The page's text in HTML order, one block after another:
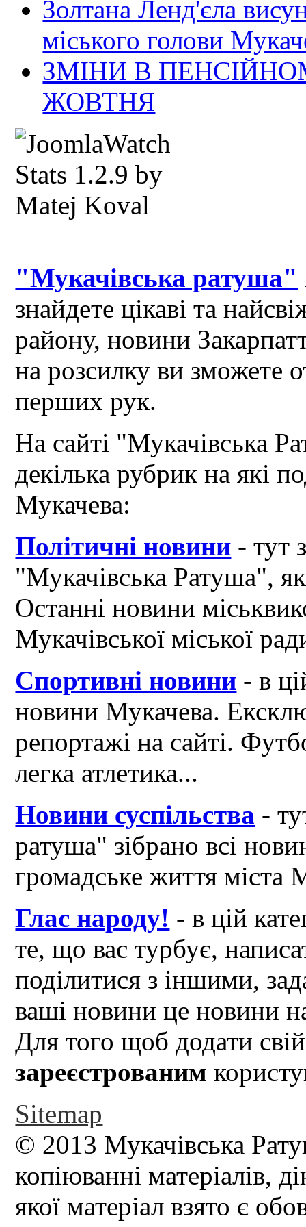
Золтана Ленд'єла
міського голови
ЗМІНИ В
ЖОВТНЯ
"Мукачівська ратуша"
знайдете цікаві та
району, новини
на розсилку ви зможете
перших рук.
На сайті "Мукачівська
декілька рубрик на які
Мукачева:
Політичні новини - тут
"Мукачівська Ратуша",
Останні новини
Мукачівської міської
Спортивні новини - в
новини Мукачева.
репортажі на сайті.
легка атлетика...
Новини суспільства -
ратуша" зібрано всі
громадське життя міста
Глас народу! - в цій
те, що вас турбує,
поділитися з іншими,
ваші новини це новини
Для того щоб додати
зареєстрованим
Sitemap
© 2013 Мукачівська
копіюванні матеріалів,
якої матеріал взято є